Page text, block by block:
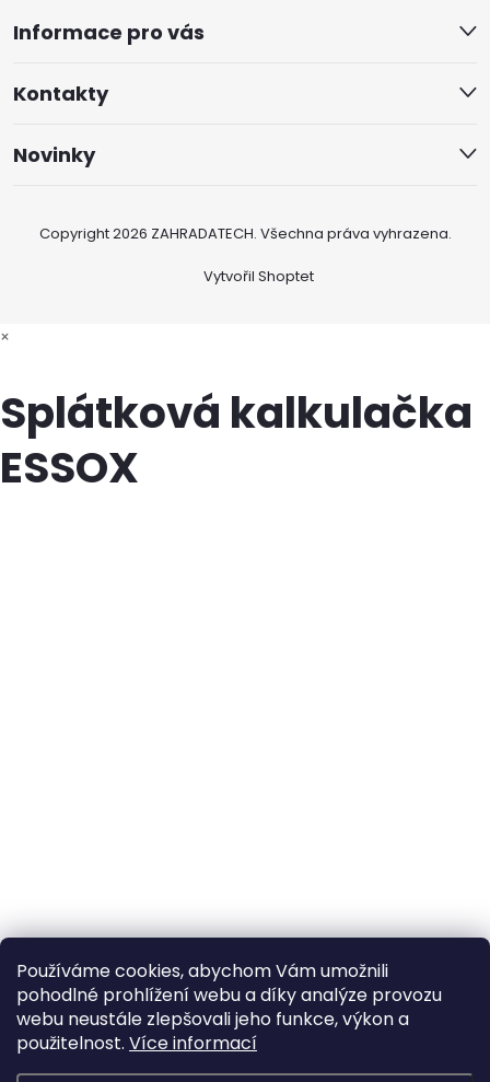
Používáme cookies, abychom Vám umožnili
pohodlné prohlížení webu a díky analýze provozu
webu neustále zlepšovali jeho funkce, výkon a
použitelnost. Více informací
Informace pro vás
Kontakty
Novinky
Vytvořil Shoptet
Copyright 2026 ZAHRADATECH. Všechna práva vyhrazena.
×
Splátková kalkulačka
ESSOX